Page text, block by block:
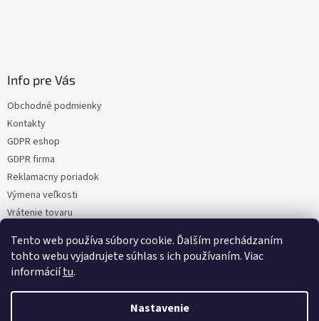
Tento web používa súbory cookie. Ďalším prechádzaním
tohto webu vyjadrujete súhlas s ich používaním. Viac
informáciítu.
Nastavenie
Info pre Vás
Obchodné podmienky
Kontakty
GDPR eshop
GDPR firma
Reklamacny poriadok
Výmena veľkosti
Vrátenie tovaru
Moja objednávka
Vytvoril Shoptet